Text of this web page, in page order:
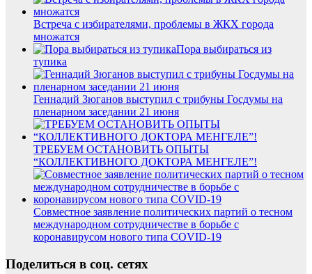
Встреча с избирателями, проблемы в ЖКХ города
множатся
Пора выбираться из
тупика
Геннадий Зюганов выступил с трибуны Госдумы на
пленарном заседании 21 июня
ТРЕБУЕМ ОСТАНОВИТЬ ОПЫТЫ
“КОЛЛЕКТИВНОГО ДОКТОРА МЕНГЕЛЕ”!
Совместное заявление политических партий о тесном
международном сотрудничестве в борьбе с
коронавирусом нового типа COVID-19
Поделиться в соц. сетях